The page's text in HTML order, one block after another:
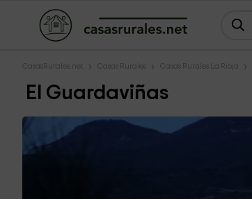
CasasRurales.net Casas Rurales Casas Rurales La Rioja
El Guardaviñas